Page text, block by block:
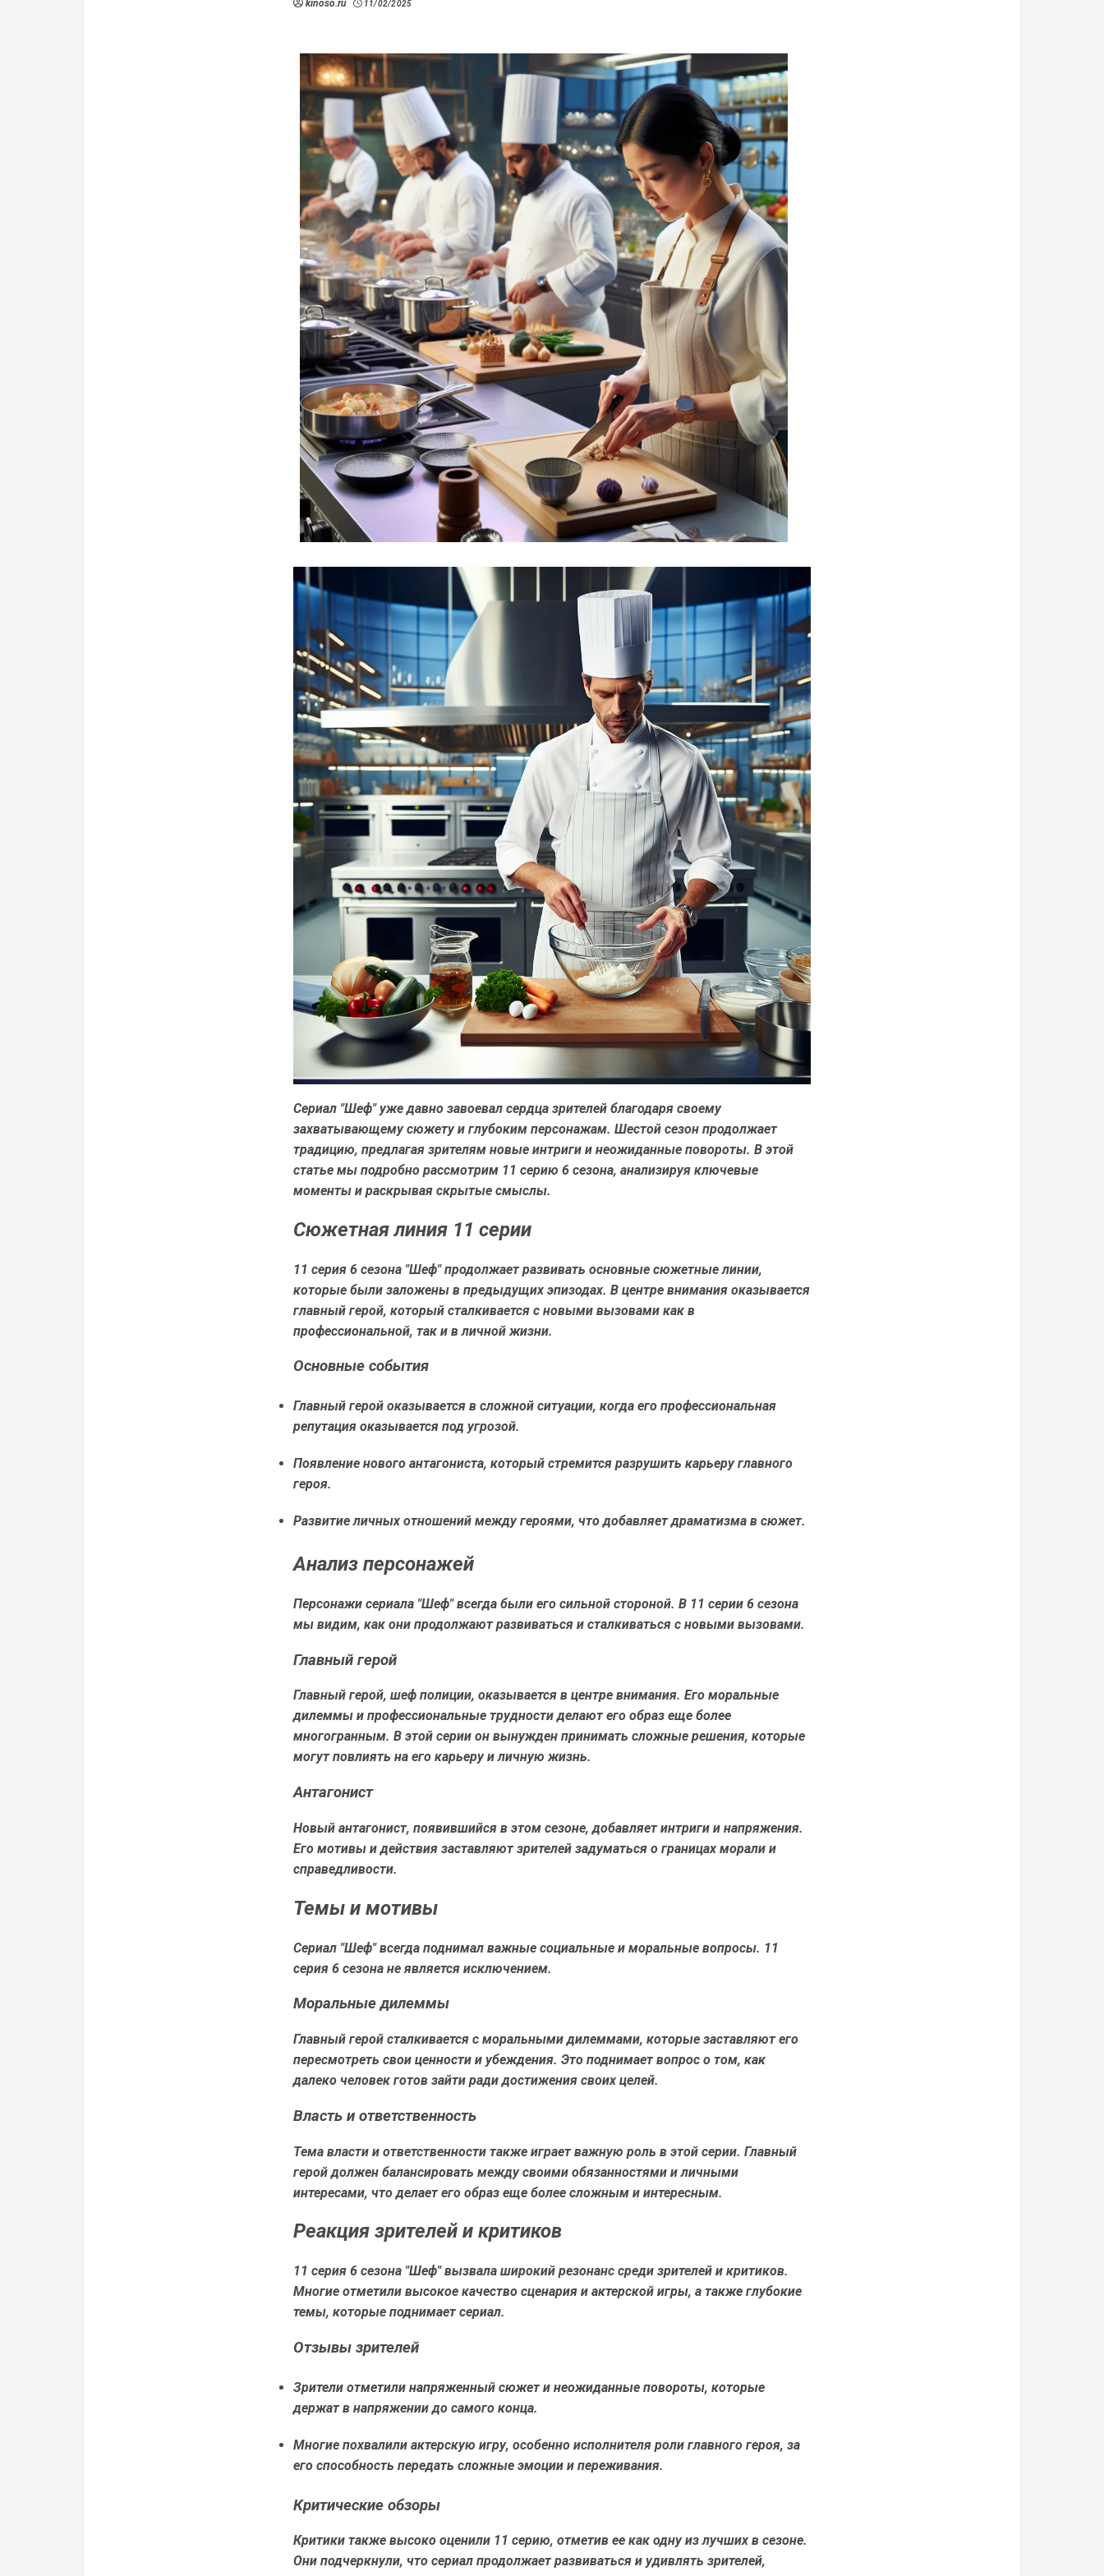
kinoso.ru 11/02/2025
Сериал "Шеф" уже давно завоевал сердца зрителей благодаря своему
захватывающему сюжету и глубоким персонажам. Шестой сезон продолжает
традицию, предлагая зрителям новые интриги и неожиданные повороты. В этой
статье мы подробно рассмотрим 11 серию 6 сезона, анализируя ключевые
моменты и раскрывая скрытые смыслы.
Сюжетная линия 11 серии
11 серия 6 сезона "Шеф" продолжает развивать основные сюжетные линии,
которые были заложены в предыдущих эпизодах. В центре внимания оказывается
главный герой, который сталкивается с новыми вызовами как в
профессиональной, так и в личной жизни.
Основные события
Главный герой оказывается в сложной ситуации, когда его профессиональная
репутация оказывается под угрозой.
Появление нового антагониста, который стремится разрушить карьеру главного
героя.
Развитие личных отношений между героями, что добавляет драматизма в сюжет.
Анализ персонажей
Персонажи сериала "Шеф" всегда были его сильной стороной. В 11 серии 6 сезона
мы видим, как они продолжают развиваться и сталкиваться с новыми вызовами.
Главный герой
Главный герой, шеф полиции, оказывается в центре внимания. Его моральные
дилеммы и профессиональные трудности делают его образ еще более
многогранным. В этой серии он вынужден принимать сложные решения, которые
могут повлиять на его карьеру и личную жизнь.
Антагонист
Новый антагонист, появившийся в этом сезоне, добавляет интриги и напряжения.
Его мотивы и действия заставляют зрителей задуматься о границах морали и
справедливости.
Темы и мотивы
Сериал "Шеф" всегда поднимал важные социальные и моральные вопросы. 11
серия 6 сезона не является исключением.
Моральные дилеммы
Главный герой сталкивается с моральными дилеммами, которые заставляют его
пересмотреть свои ценности и убеждения. Это поднимает вопрос о том, как
далеко человек готов зайти ради достижения своих целей.
Власть и ответственность
Тема власти и ответственности также играет важную роль в этой серии. Главный
герой должен балансировать между своими обязанностями и личными
интересами, что делает его образ еще более сложным и интересным.
Реакция зрителей и критиков
11 серия 6 сезона "Шеф" вызвала широкий резонанс среди зрителей и критиков.
Многие отметили высокое качество сценария и актерской игры, а также глубокие
темы, которые поднимает сериал.
Отзывы зрителей
Зрители отметили напряженный сюжет и неожиданные повороты, которые
держат в напряжении до самого конца.
Многие похвалили актерскую игру, особенно исполнителя роли главного героя, за
его способность передать сложные эмоции и переживания.
Критические обзоры
Критики также высоко оценили 11 серию, отметив ее как одну из лучших в сезоне.
Они подчеркнули, что сериал продолжает развиваться и удивлять зрителей,